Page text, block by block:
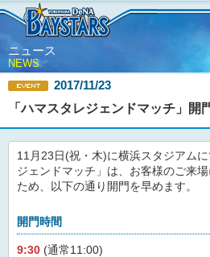
ニュース
NEWS
2017/11/23
「ハマスタレジェンドマッチ」
11月23日(祝・木)に横浜スタジアム
ジェンドマッチ」は、お客様のご来
ため、以下の通り開門を早めます。
開門時間
9:30 (通常11:00)